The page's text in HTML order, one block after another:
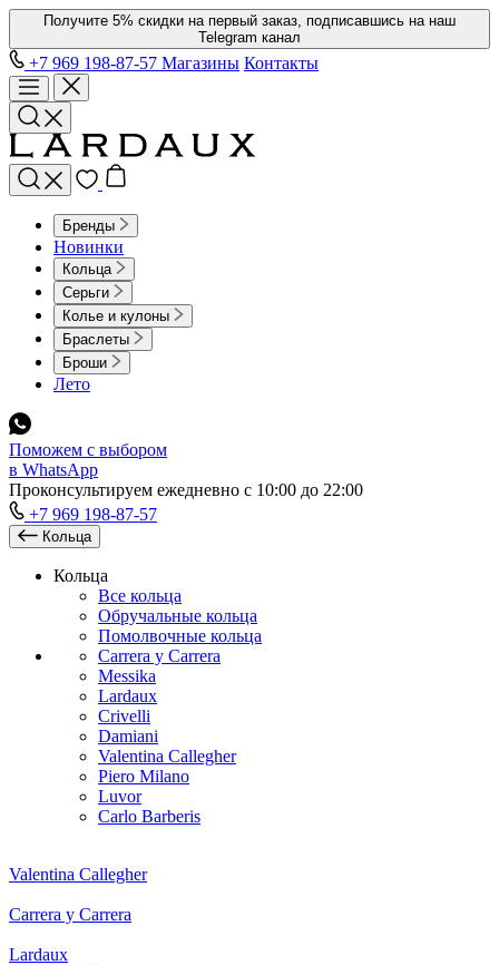
Получите 5% скидки на первый заказ, подписавшись на наш
Telegram канал
+7 969 198-87-57 Магазины Контакты
Бренды
Новинки
Кольца
Серьги
Колье и кулоны
Браслеты
Броши
Лето
Поможем с выбором
в WhatsApp
Проконсультируем ежедневно с 10:00 до 22:00
+7 969 198-87-57
Кольца
Кольца
Все кольца
Обручальные кольца
Помолвочные кольца
Carrera y Carrera
Messika
Lardaux
Crivelli
Damiani
Valentina Callegher
Piero Milano
Luvor
Carlo Barberis
Valentina Callegher
Carrera y Carrera
Lardaux